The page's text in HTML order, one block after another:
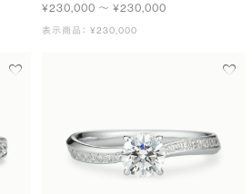
¥230,000 〜 ¥230,000
表示商品： ¥230,000